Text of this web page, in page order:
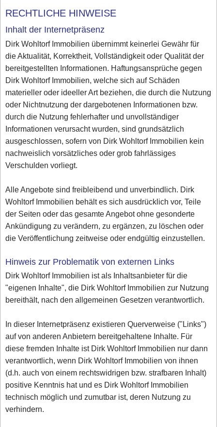
RECHTLICHE HINWEISE
Inhalt der Internetpräsenz
Dirk Wohltorf Immobilien übernimmt keinerlei Gewähr für
die Aktualität, Korrektheit, Vollständigkeit oder Qualität der
bereitgestellten Informationen. Haftungsansprüche gegen
Dirk Wohltorf Immobilien, welche sich auf Schäden
materieller oder ideeller Art beziehen, die durch die Nutzung
oder Nichtnutzung der dargebotenen Informationen bzw.
durch die Nutzung fehlerhafter und unvollständiger
Informationen verursacht wurden, sind grundsätzlich
ausgeschlossen, sofern von Dirk Wohltorf Immobilien kein
nachweislich vorsätzliches oder grob fahrlässiges
Verschulden vorliegt.
Alle Angebote sind freibleibend und unverbindlich. Dirk
Wohltorf Immobilien behält es sich ausdrücklich vor, Teile
der Seiten oder das gesamte Angebot ohne gesonderte
Ankündigung zu verändern, zu ergänzen, zu löschen oder
die Veröffentlichung zeitweise oder endgültig einzustellen.
Hinweis zur Problematik von externen Links
Dirk Wohltorf Immobilien ist als Inhaltsanbieter für die
"eigenen Inhalte", die Dirk Wohltorf Immobilien zur Nutzung
bereithält, nach den allgemeinen Gesetzen verantwortlich.
In dieser Internetpräsenz existieren Querverweise ("Links")
auf von anderen Anbietern bereitgehaltene Inhalte. Für
diese fremden Inhalte ist Dirk Wohltorf Immobilien nur dann
verantwortlich, wenn Dirk Wohltorf Immobilien von ihnen
(d.h. auch von einem rechtswidrigen bzw. strafbaren Inhalt)
positive Kenntnis hat und es Dirk Wohltorf Immobilien
technisch möglich und zumutbar ist, deren Nutzung zu
verhindern.